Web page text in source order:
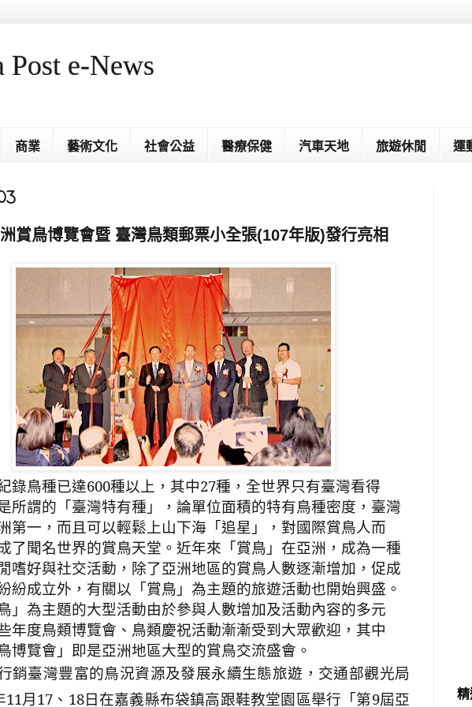
Post e-News
商業 藝術文化 社會公益 醫療保健 汽車天地 旅遊休閒 運
賞鳥博覽會暨 臺灣鳥類郵票小全張(107年版)發行亮相
錄鳥種已達600種以上，其中27種，全世界只有臺灣看得
所謂的「臺灣特有種」，論單位面積的特有鳥種密度，臺灣
第一，而且可以輕鬆上山下海「追星」，對國際賞鳥人而
了聞名世界的賞鳥天堂。近年來「賞鳥」在亞洲，成為一種
嗜好與社交活動，除了亞洲地區的賞鳥人數逐漸增加，促成
紛成立外，有關以「賞鳥」為主題的旅遊活動也開始興盛。
」為主題的大型活動由於參與人數增加及活動內容的多元
年度鳥類博覽會、鳥類慶祝活動漸漸受到大眾歡迎，其中
博覽會」即是亞洲地區大型的賞鳥交流盛會。
銷臺灣豐富的鳥況資源及發展永續生態旅遊，交通部觀光局
11 月17 、 18日在嘉義縣布袋鎮高跟鞋教堂園區舉行「第9屆亞 精